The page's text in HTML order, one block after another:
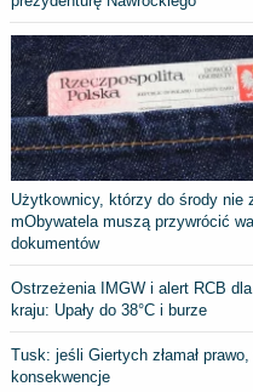
Użytkownicy, którzy do środy nie
mObywatela muszą przywrócić
dokumentów
Ostrzeżenia IMGW i alert RCB
kraju: Upały do 38°C i burze
Tusk: jeśli Giertych złamał
konsekwencje